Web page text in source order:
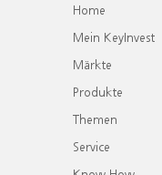
Home
Mein KeyInvest
Märkte
Produkte
Themen
Service